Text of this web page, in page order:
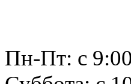
Пн-Пт: с